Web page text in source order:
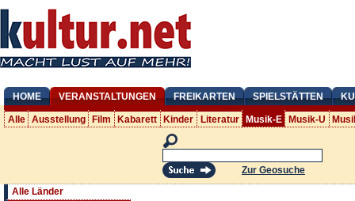
HOME VERANSTALTUNGEN FREIKARTEN SPIELSTÄTTEN
Alle Ausstellung Film Kabarett Kinder Literatur Musik-E Musik-U
Zur Geosuche
Alle Länder